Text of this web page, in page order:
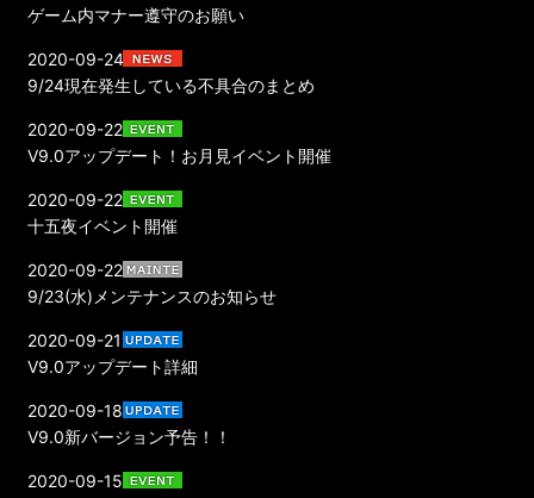
ゲーム内マナー遵守のお願い
9/24現在発生している不具合のまとめ
2020-09-24
V9.0アップデート！お月見イベント開催
2020-09-22
十五夜イベント開催
2020-09-22
9/23(水)メンテナンスのお知らせ
2020-09-22
V9.0アップデート詳細
2020-09-21
V9.0新バージョン予告！！
2020-09-18
2020-09-15